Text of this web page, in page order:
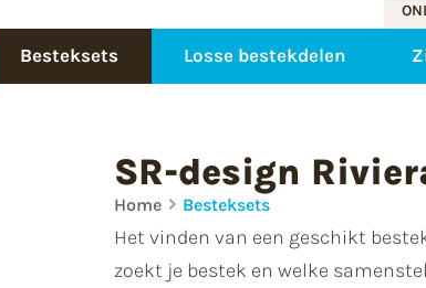
Besteksets Losse bestekdelen
SR-design
Home Besteksets
Het vinden van een geschikt
zoekt je bestek en welke